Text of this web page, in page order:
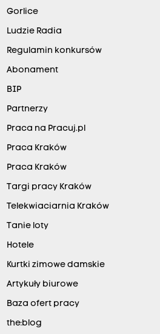
Gorlice
Ludzie Radia
Regulamin konkursów
Abonament
BIP
Partnerzy
Praca na Pracuj.pl
Praca Kraków
Praca Kraków
Targi pracy Kraków
Telekwiaciarnia Kraków
Tanie loty
Hotele
Kurtki zimowe damskie
Artykuły biurowe
Baza ofert pracy
the:blog